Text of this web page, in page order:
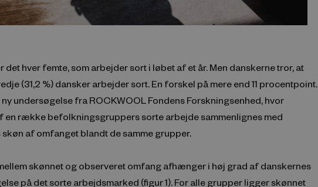
det hver femte, som arbejder sort i løbet af et år. Men danskerne tror, at
(31,2 %) dansker arbejder sort. En forskel på mere end 11 procentpoint.
ny undersøgelse fra ROCKWOOL Fondens Forskningsenhed, hvor
en række befolkningsgruppers sorte arbejde sammenlignes med
af omfanget blandt de samme grupper.
skønnet og observeret omfang afhænger i høj grad af danskernes
på det sorte arbejdsmarked (figur 1). For alle grupper ligger skønnet